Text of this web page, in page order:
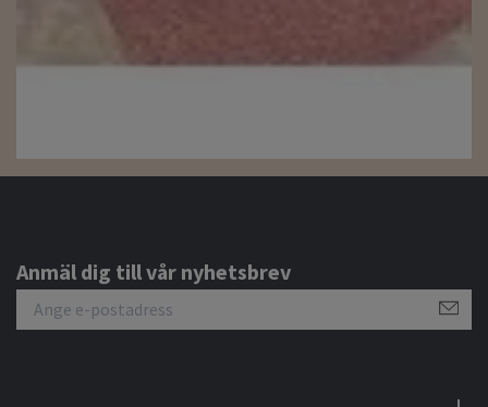
Anmäl dig till vår nyhetsbrev